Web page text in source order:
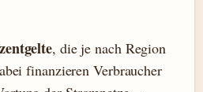
, die je nach Region
finanzieren Verbraucher